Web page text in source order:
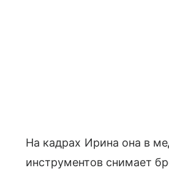
На кадрах Ирина она в
инструментов снимает